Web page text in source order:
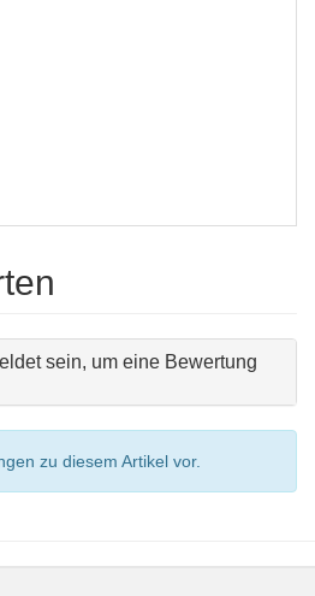
sein, um eine Bewertung
zu diesem Artikel vor.